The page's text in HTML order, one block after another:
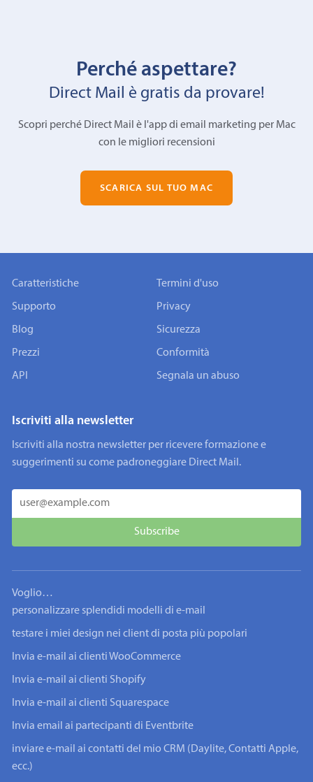
Perché aspettare?
Direct Mail è gratis da provare!
Scopri perché Direct Mail è l'app di email marketing per Mac
con le migliori recensioni
SCARICA SUL TUO MAC
Caratteristiche
Supporto
Blog
Prezzi
API
Termini d'uso
Privacy
Sicurezza
Conformità
Segnala un abuso
Iscriviti alla newsletter
Iscriviti alla nostra newsletter per ricevere formazione e
suggerimenti su come padroneggiare Direct Mail.
Voglio…
personalizzare splendidi modelli di e-mail
testare i miei design nei client di posta più popolari
Invia e-mail ai clienti WooCommerce
Invia e-mail ai clienti Shopify
Invia e-mail ai clienti Squarespace
Invia email ai partecipanti di Eventbrite
inviare e-mail ai contatti del mio CRM (Daylite, Contatti Apple,
ecc.)